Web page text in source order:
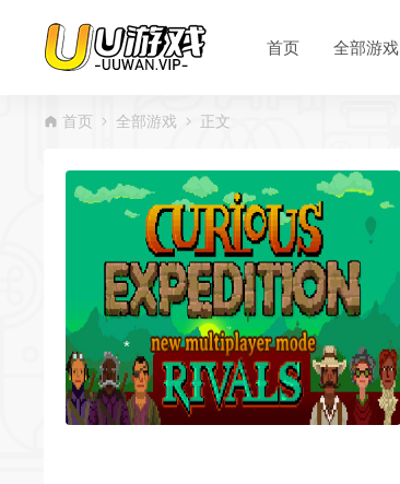
首页 全部游戏
首页 全部游戏 正文